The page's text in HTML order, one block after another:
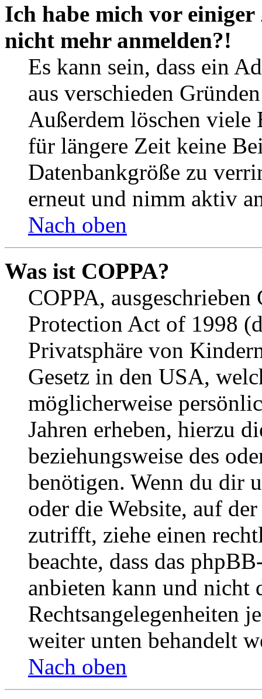
Ich habe mich vor
nicht mehr anmelden?!
Es kann sein, dass ein
aus verschieden
Außerdem löschen viele
für längere Zeit keine
Datenbankgröße zu
erneut und nimm aktiv
Nach oben
Was ist COPPA?
COPPA,
Protection Act of 1998
Privatsphäre von
Gesetz in den USA,
möglicherweise
Jahren erheben, hierzu
beziehungsweise des
benötigen. Wenn du dir
oder die Website, auf
zutrifft, ziehe einen
beachte, dass das
anbieten kann und nicht
Rechtsangelegenheiten
weiter unten behandelt
Nach oben